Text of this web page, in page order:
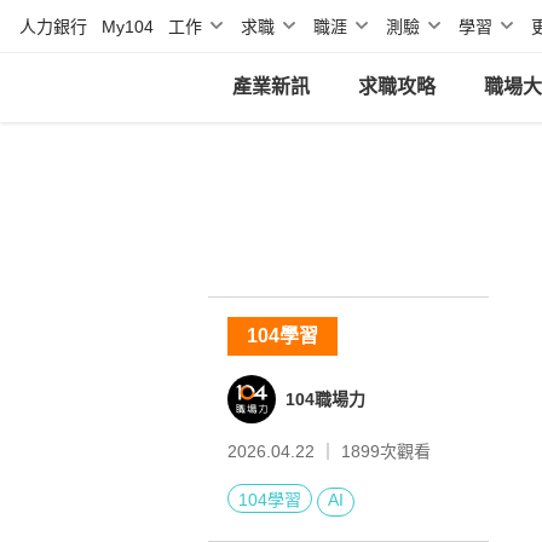
人力銀行 My104 工作 求職 職涯 測驗 學習
產業新訊 求職攻略 職場
104學習
104職場力
2026.04.22 ｜ 1899次觀看
104學習 AI